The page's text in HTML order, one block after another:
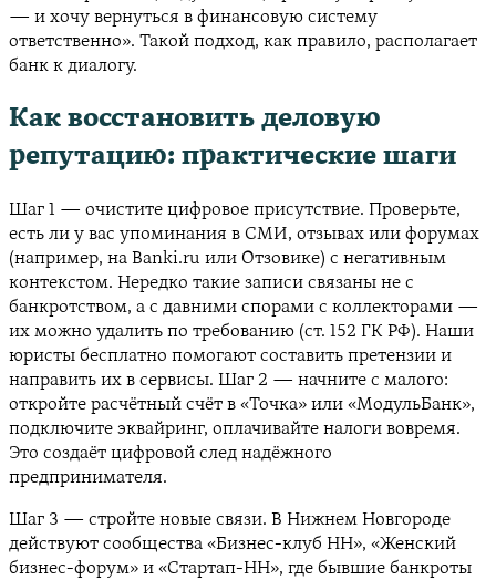
— и хочу вернуться в финансовую систему
ответственно». Такой подход, как правило, располагает
банк к диалогу.
Как восстановить деловую
репутацию: практические шаги
Шаг 1 — очистите цифровое присутствие. Проверьте,
есть ли у вас упоминания в СМИ, отзывах или форумах
(например, на Banki.ru или Отзовике) с негативным
контекстом. Нередко такие записи связаны не с
банкротством, а с давними спорами с коллекторами —
их можно удалить по требованию (ст. 152 ГК РФ). Наши
юристы бесплатно помогают составить претензии и
направить их в сервисы. Шаг 2 — начните с малого:
откройте расчётный счёт в «Точка» или «МодульБанк»,
подключите эквайринг, оплачивайте налоги вовремя.
Это создаёт цифровой след надёжного
предпринимателя.
Шаг 3 — стройте новые связи. В Нижнем Новгороде
действуют сообщества «Бизнес-клуб НН», «Женский
бизнес-форум» и «Стартап-НН», где бывшие банкроты